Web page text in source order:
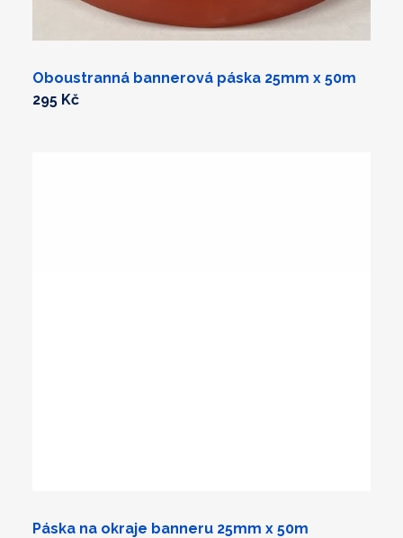
Oboustranná bannerová páska 25mm x 50m
295 Kč
Páska na okraje banneru 25mm x 50m